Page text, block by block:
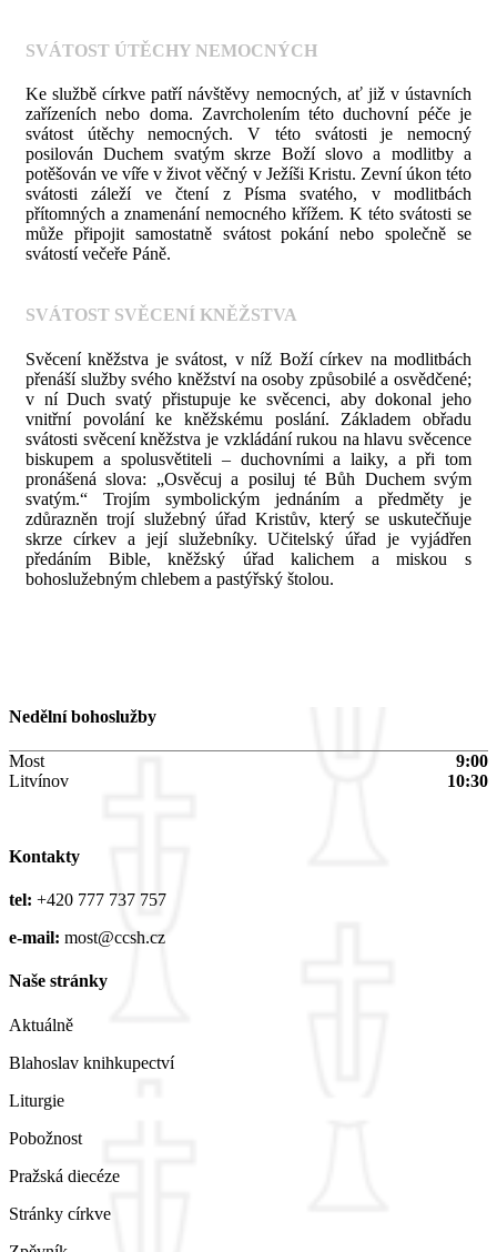
SVÁTOST ÚTĚCHY NEMOCNÝCH
Ke službě církve patří návštěvy nemocných, ať již v ústavních
zařízeních nebo doma. Zavrcholením této duchovní péče je
svátost útěchy nemocných. V této svátosti je nemocný
posilován Duchem svatým skrze Boží slovo a modlitby a
potěšován ve víře v život věčný v Ježíši Kristu. Zevní úkon této
svátosti záleží ve čtení z Písma svatého, v modlitbách
přítomných a znamenání nemocného křížem. K této svátosti se
může připojit samostatně svátost pokání nebo společně se
svátostí večeře Páně.
SVÁTOST SVĚCENÍ KNĚŽSTVA
Svěcení kněžstva je svátost, v níž Boží církev na modlitbách
přenáší služby svého kněžství na osoby způsobilé a osvědčené;
v ní Duch svatý přistupuje ke svěcenci, aby dokonal jeho
vnitřní povolání ke kněžskému poslání. Základem obřadu
svátosti svěcení kněžstva je vzkládání rukou na hlavu svěcence
biskupem a spolusvětiteli – duchovními a laiky, a při tom
pronášená slova: „Osvěcuj a posiluj té Bůh Duchem svým
svatým.“ Trojím symbolickým jednáním a předměty je
zdůrazněn trojí služebný úřad Kristův, který se uskutečňuje
skrze církev a její služebníky. Učitelský úřad je vyjádřen
předáním Bible, kněžský úřad kalichem a miskou s
bohoslužebným chlebem a pastýřský štolou.
Nedělní bohoslužby
Most
9:00
Litvínov
10:30
Kontakty
tel: +420 777 737 757
e-mail: most@ccsh.cz
Naše stránky
Aktuálně
Blahoslav knihkupectví
Liturgie
Pobožnost
Pražská diecéze
Stránky církve